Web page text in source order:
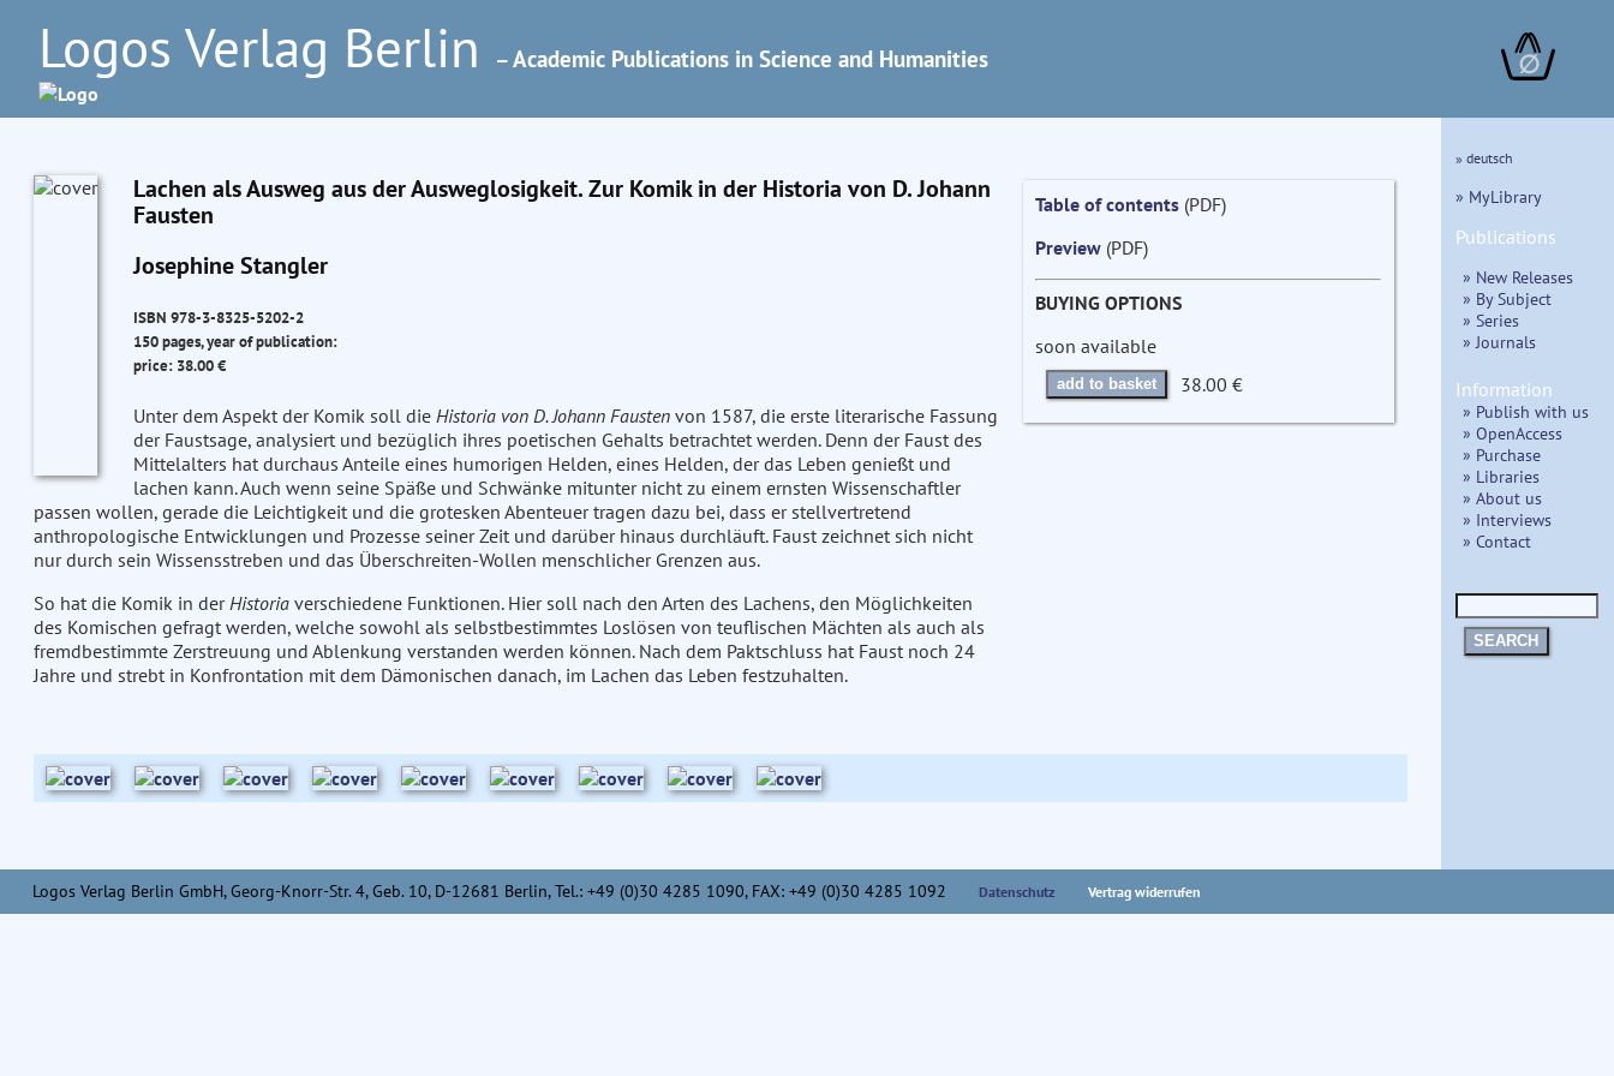
Logos Verlag Berlin – Academic Publications in Science and Humanities ∅
Lachen als Ausweg aus der Ausweglosigkeit. Zur Komik in der Historia von D. Johann
Fausten
Josephine Stangler
ISBN 978-3-8325-5202-2
150 pages, year of publication:
price: 38.00 €
Unter dem Aspekt der Komik soll die Historia von D. Johann Faustenvon 1587, die erste literarische Fassung
der Faustsage, analysiert und bezüglich ihres poetischen Gehalts betrachtet werden. Denn der Faust des
Mittelalters hat durchaus Anteile eines humorigen Helden, eines Helden, der das Leben genießt und
lachen kann. Auch wenn seine Späße und Schwänke mitunter nicht zu einem ernsten Wissenschaftler
passen wollen, gerade die Leichtigkeit und die grotesken Abenteuer tragen dazu bei, dass er stellvertretend
anthropologische Entwicklungen und Prozesse seiner Zeit und darüber hinaus durchläuft. Faust zeichnet sich nicht
nur durch sein Wissensstreben und das Überschreiten-Wollen menschlicher Grenzen aus.
So hat die Komik in derHistoriaverschiedene Funktionen. Hier soll nach den Arten des Lachens, den Möglichkeiten
des Komischen gefragt werden, welche sowohl als selbstbestimmtes Loslösen von teuflischen Mächten als auch als
fremdbestimmte Zerstreuung und Ablenkung verstanden werden können. Nach dem Paktschluss hat Faust noch 24
Jahre und strebt in Konfrontation mit dem Dämonischen danach, im Lachen das Leben festzuhalten.
Table of contents(PDF)
Preview(PDF)
BUYING OPTIONS
soon available
add to basket 38.00 €
» deutsch
» MyLibrary
Publications
» New Releases
» By Subject
» Series
» Journals
Information
» Publish with us
» OpenAccess
» Purchase
» Libraries
» About us
» Interviews
» Contact
SEARCH
Logos Verlag Berlin GmbH, Georg-Knorr-Str. 4, Geb. 10, D-12681 Berlin, Tel.: +49 (0)30 4285 1090, FAX: +49 (0)30 4285 1092 Datenschutz Vertrag widerrufen